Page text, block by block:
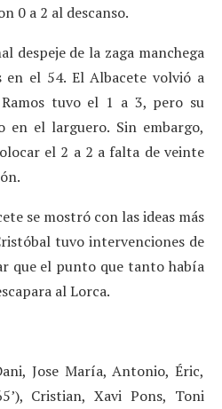
0 a 2 al descanso.
despeje de la zaga manchega
en el 54. El Albacete volvió a
tuvo el 1 a 3, pero su
en el larguero. Sin embargo,
el 2 a 2 a falta de veinte
se mostró con las ideas más
tuvo intervenciones de
que el punto que tanto había
al Lorca.
Jose María, Antonio, Éric,
Cristian, Xavi Pons, Toni